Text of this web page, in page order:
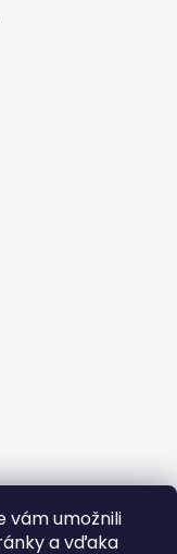
vám umožnili
a vďaka